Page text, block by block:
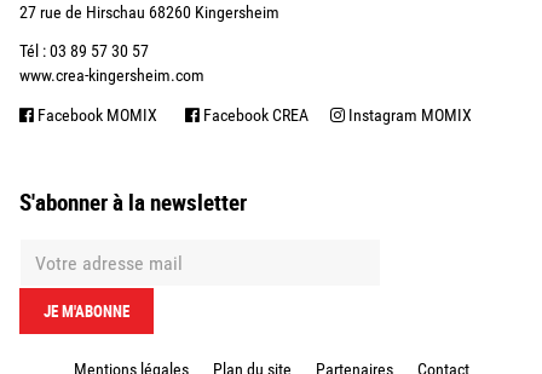
27 rue de Hirschau 68260 Kingersheim
Tél : 03 89 57 30 57
www.crea-kingersheim.com
Facebook MOMIX Facebook CREA Instagram MOMIX
S'abonner à la newsletter
Mentions légales Plan du site Partenaires Contact